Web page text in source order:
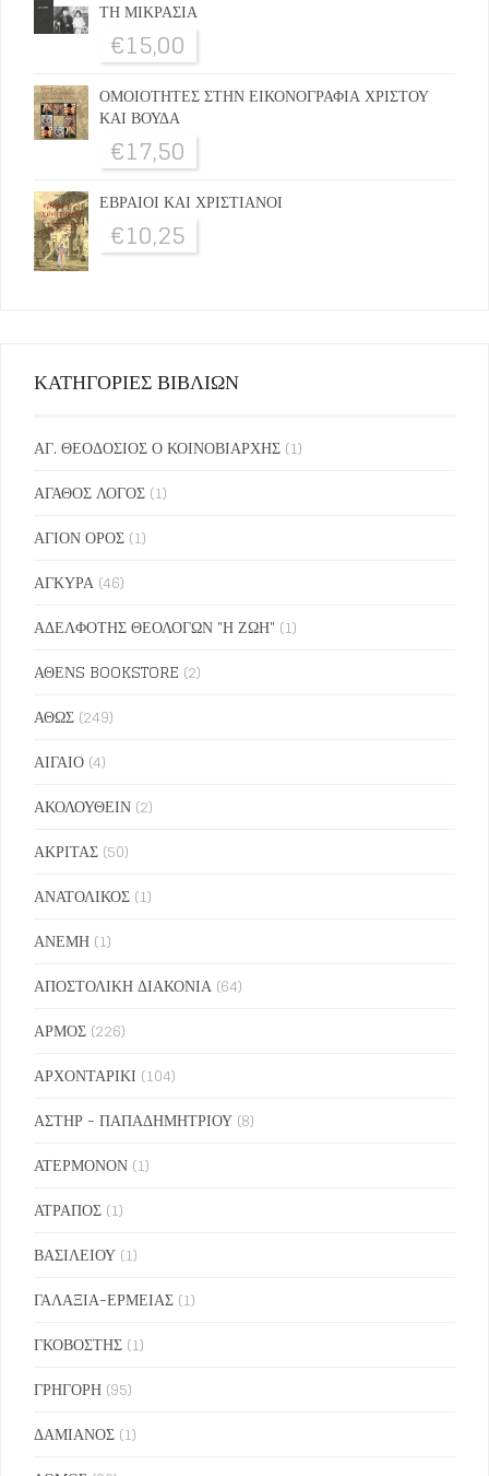
ΤΗ ΜΙΚΡΑΣΙΑ
€15,00
ΟΜΟΙΟΤΗΤΕΣ ΣΤΗΝ ΕΙΚΟΝΟΓΡΑΦΙΑ ΧΡΙΣΤΟΥ
ΚΑΙ ΒΟΥΔΑ
€17,50
ΕΒΡΑΙΟΙ ΚΑΙ ΧΡΙΣΤΙΑΝΟΙ
€10,25
ΚΑΤΗΓΟΡΙΕΣ ΒΙΒΛΙΩΝ
ΑΓ. ΘΕΟΔΟΣΙΟΣ Ο ΚΟΙΝΟΒΙΑΡΧΗΣ (1)
ΑΓΑΘΟΣ ΛΟΓΟΣ (1)
ΑΓΙΟΝ ΟΡΟΣ (1)
ΑΓΚΥΡΑ (46)
ΑΔΕΛΦΟΤΗΣ ΘΕΟΛΟΓΩΝ "Η ΖΩΗ" (1)
ΑΘΕΝS BOOKSTORE (2)
ΑΘΩΣ (249)
ΑΙΓΑΙΟ (4)
ΑΚΟΛΟΥΘΕΙΝ (2)
ΑΚΡΙΤΑΣ (50)
ΑΝΑΤΟΛΙΚΟΣ (1)
ΑΝΕΜΗ (1)
ΑΠΟΣΤΟΛΙΚΗ ΔΙΑΚΟΝΙΑ (64)
ΑΡΜΟΣ (226)
ΑΡΧΟΝΤΑΡΙΚΙ (104)
ΑΣΤΗΡ - ΠΑΠΑΔΗΜΗΤΡΙΟΥ (8)
ΑΤΕΡΜΟΝΟΝ (1)
ΑΤΡΑΠΟΣ (1)
ΒΑΣΙΛΕΙΟΥ (1)
ΓΑΛΑΞΙΑ-ΕΡΜΕΙΑΣ (1)
ΓΚΟΒΟΣΤΗΣ (1)
ΓΡΗΓΟΡΗ (95)
ΔΑΜΙΑΝΟΣ (1)